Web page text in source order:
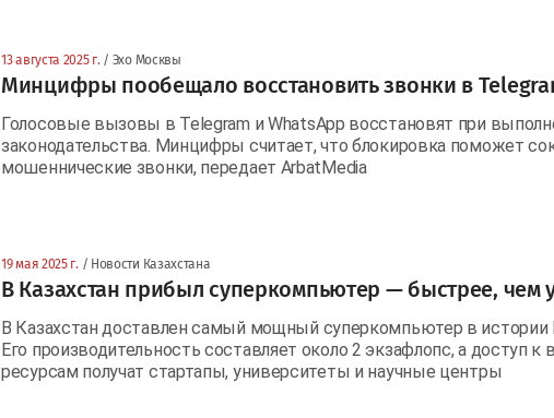
13 августа 2025 г. / Эхо Москвы
Минцифры пообещало восстановить звонки в
Голосовые вызовы в Telegram и WhatsApp восстановят при
законодательства. Минцифры считает, что блокировка поможет
мошеннические звонки, передает ArbatMedia
19 мая 2025 г. / Новости Казахстана
В Казахстан прибыл суперкомпьютер — быстрее, чем
В Казахстан доставлен самый мощный суперкомпьютер в истории
Его производительность составляет около 2 экзафлопс, а доступ
ресурсам получат стартапы, университеты и научные центры